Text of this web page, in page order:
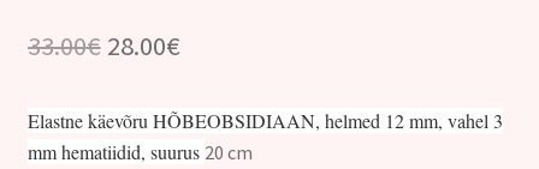
33.00€ Algne
oli:
28.00€Praegune
on:
Elastne käevõru HÕBEOBSIDIAAN, helmed 12 mm, vahel 3
mm hematiidid, suurus 20 cm